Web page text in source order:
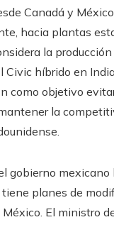
Canadá y México,
hacia plantas
la
Civic híbrido en
como objetivo
la
gobierno mexicano
planes de
El ministro